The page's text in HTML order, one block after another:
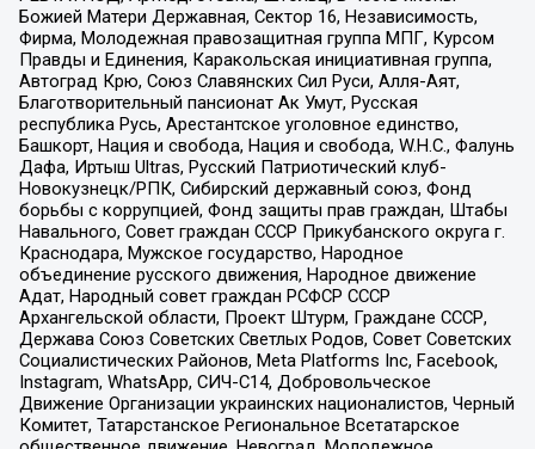
Божией Матери Державная, Сектор 16, Независимость,
Фирма, Молодежная правозащитная группа МПГ, Курсом
Правды и Единения, Каракольская инициативная группа,
Автоград Крю, Союз Славянских Сил Руси, Алля-Аят,
Благотворительный пансионат Ак Умут, Русская
республика Русь, Арестантское уголовное единство,
Башкорт, Нация и свобода, Нация и свобода, W.H.С., Фалунь
Дафа, Иртыш Ultras, Русский Патриотический клуб-
Новокузнецк/РПК, Сибирский державный союз, Фонд
борьбы с коррупцией, Фонд защиты прав граждан, Штабы
Навального, Совет граждан СССР Прикубанского округа г.
Краснодара, Мужское государство, Народное
объединение русского движения, Народное движение
Адат, Народный совет граждан РСФСР СССР
Архангельской области, Проект Штурм, Граждане СССР,
Держава Союз Советских Светлых Родов, Совет Советских
Социалистических Районов, Meta Platforms Inc, Facebook,
Instagram, WhatsApp, СИЧ-С14, Добровольческое
Движение Организации украинских националистов, Черный
Комитет, Татарстанское Региональное Всетатарское